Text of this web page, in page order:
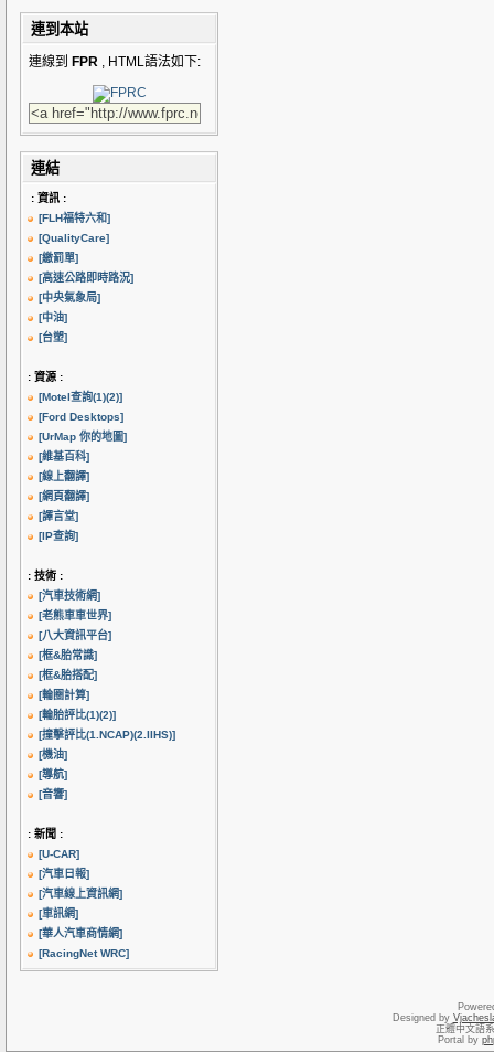
連到本站
連線到 FPR , HTML語法如下:
連結
: 資訊 :
[FLH福特六和]
[QualityCare]
[繳罰單]
[高速公路即時路況]
[中央氣象局]
[中油]
[台塑]
: 資源 :
[Motel查詢(1)(2)]
[Ford Desktops]
[UrMap 你的地圖]
[維基百科]
[線上翻譯]
[網頁翻譯]
[譯言堂]
[IP查詢]
: 技術 :
[汽車技術網]
[老熊車車世界]
[八大資訊平台]
[框&胎常識]
[框&胎搭配]
[輪圈計算]
[輪胎評比(1)(2)]
[撞擊評比(1.NCAP)(2.IIHS)]
[機油]
[導航]
[音響]
: 新聞 :
[U-CAR]
[汽車日報]
[汽車線上資訊網]
[車訊網]
[華人汽車商情網]
[RacingNet WRC]
Designed by
正體中文語
Portal by